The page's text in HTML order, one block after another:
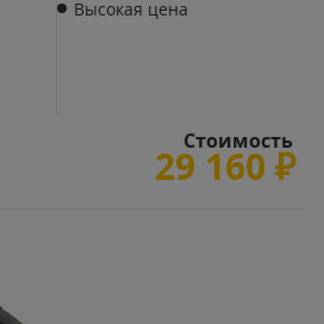
Высокая цена
Стоимость
29 160 ₽